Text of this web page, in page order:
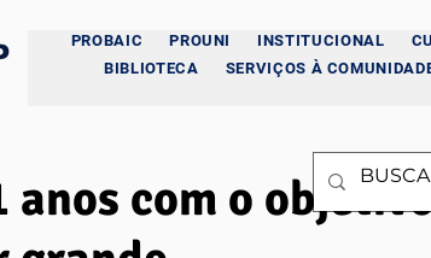
PROBAIC PROUNI INSTITUCIONAL
BIBLIOTECA
SERVIÇOS À
anos com o